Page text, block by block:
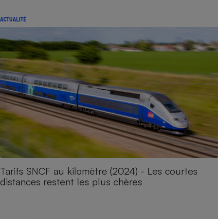
ACTUALITÉ
Tarifs SNCF au kilomètre (2024) - Les courtes
distances restent les plus chères